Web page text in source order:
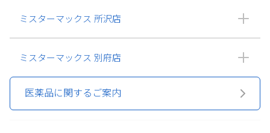
ミスターマックス 所沢店
ミスターマックス 別府店
医薬品に関するご案内